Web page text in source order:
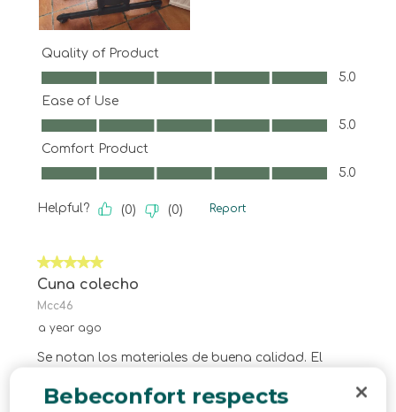
Bebeconfort respects
Quality of Product
Quality of Product, 5.0 out of 5
5.0
Ease of Use
Ease of Use, 5.0 out of 5
5.0
Comfort Product
Comfort Product, 5.0 out of 5
5.0
Helpful? (0) (0) Report
5 out of 5 stars.
Cuna colecho
Mcc46
a year ago
Se notan los materiales de buena calidad. El
acolchado proporciona máximo confort. El